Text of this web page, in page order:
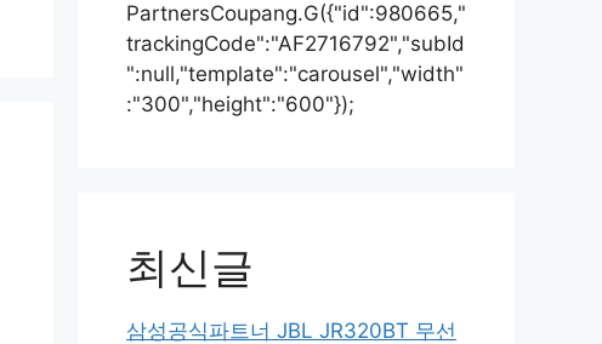
PartnersCoupang.G({"id":980665,"
trackingCode":"AF2716792","subId
":null,"template":"carousel","width"
:"300","height":"600"});
최신글
삼성공식파트너 JBL JR320BT 무선